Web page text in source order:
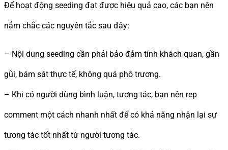
Để hoạt động seeding đạt được hiệu quả cao, các bạn nên
nắm chắc các nguyên tắc sau đây:
– Nội dung seeding cần phải bảo đảm tính khách quan, gần
gũi, bám sát thực tế, không quá phô trương.
– Khi có người dùng bình luận, tương tác, bạn nên rep
comment một cách nhanh nhất để có khả năng nhận lại sự
tương tác tốt nhất từ người tương tác.